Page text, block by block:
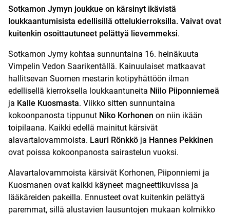
Sotkamon Jymyn joukkue on kärsinyt ikävistä
loukkaantumisista edellisillä ottelukierroksilla. Vaivat ovat
kuitenkin osoittautuneet pelättyä lievemmeksi.
Sotkamon Jymy kohtaa sunnuntaina 16. heinäkuuta
Vimpelin Vedon Saarikentällä. Kainuulaiset matkaavat
hallitsevan Suomen mestarin kotipyhättöön ilman
edellisellä kierroksella loukkaantuneita Niilo Piiponniemeä
ja Kalle Kuosmasta. Viikko sitten sunnuntaina
kokoonpanosta tippunut Niko Korhonen on niin ikään
toipilaana. Kaikki edellä mainitut kärsivät
alavartalovammoista. Lauri Rönkkö ja Hannes Pekkinen
ovat poissa kokoonpanosta sairastelun vuoksi.
Alavartalovammoista kärsivät Korhonen, Piiponniemi ja
Kuosmanen ovat kaikki käyneet magneettikuvissa ja
lääkäreiden pakeilla. Ennusteet ovat kuitenkin pelättyä
paremmat, sillä alustavien lausuntojen mukaan kolmikko